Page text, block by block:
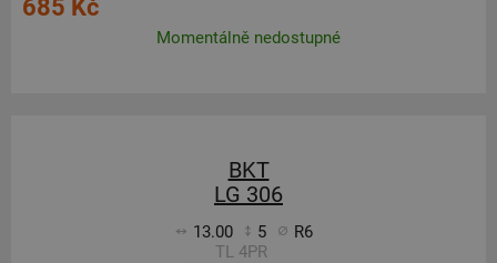
685 Kč
Momentálně nedostupné
BKT
LG 306
13.00 5
R6
TL 4PR